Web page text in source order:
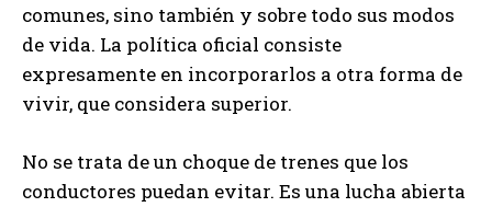
comunes, sino también y sobre todo sus modos
de vida. La política oficial consiste
expresamente en incorporarlos a otra forma de
vivir, que considera superior.
No se trata de un choque de trenes que los
conductores puedan evitar. Es una lucha abierta